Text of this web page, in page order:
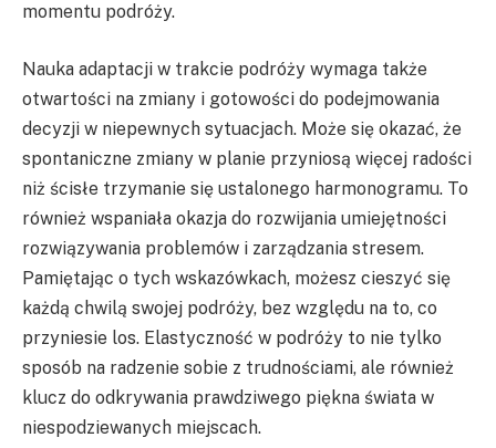
momentu podróży.
Nauka adaptacji w trakcie podróży wymaga także
otwartości na zmiany i gotowości do podejmowania
decyzji w niepewnych sytuacjach. Może się okazać, że
spontaniczne zmiany w planie przyniosą więcej radości
niż ścisłe trzymanie się ustalonego harmonogramu. To
również wspaniała okazja do rozwijania umiejętności
rozwiązywania problemów i zarządzania stresem.
Pamiętając o tych wskazówkach, możesz cieszyć się
każdą chwilą swojej podróży, bez względu na to, co
przyniesie los. Elastyczność w podróży to nie tylko
sposób na radzenie sobie z trudnościami, ale również
klucz do odkrywania prawdziwego piękna świata w
niespodziewanych miejscach.